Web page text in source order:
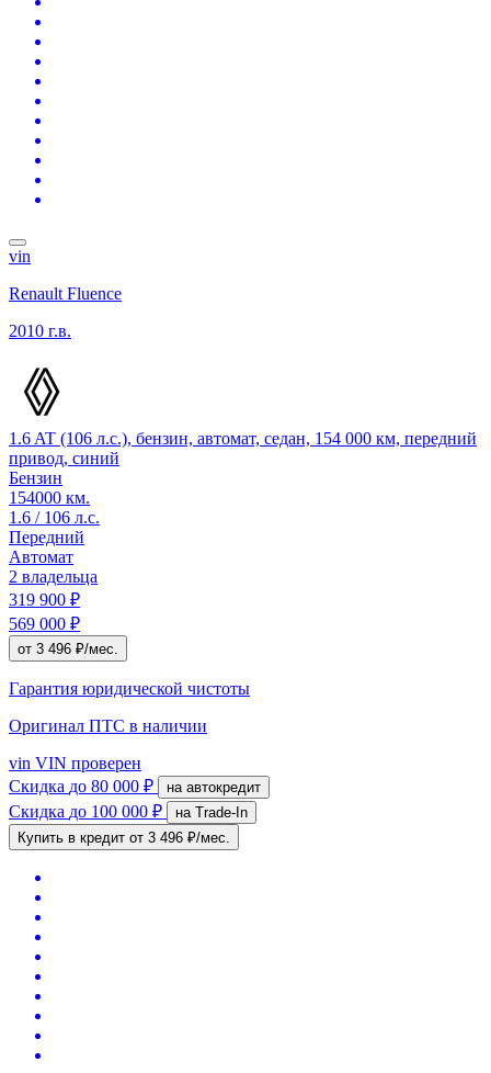
vin
Renault Fluence
2010 г.в.
1.6 AT (106 л.с.), бензин, автомат, седан, 154 000 км, передний
привод, синий
Бензин
154000 км.
1.6 / 106 л.с.
Передний
Автомат
2 владельца
319 900 ₽
569 000 ₽
от 3 496 ₽/мес.
Гарантия юридической чистоты
Оригинал ПТС в наличии
vin VIN проверен
Скидка до 80 000 ₽ на автокредит
Скидка до 100 000 ₽
на Trade-In
Купить в кредит от 3 496 ₽/мес.